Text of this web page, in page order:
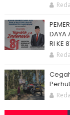
DAYA
RI KE